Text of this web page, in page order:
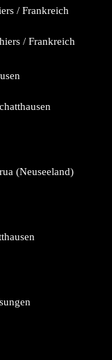
/ Frankreich
(Neuseeland)